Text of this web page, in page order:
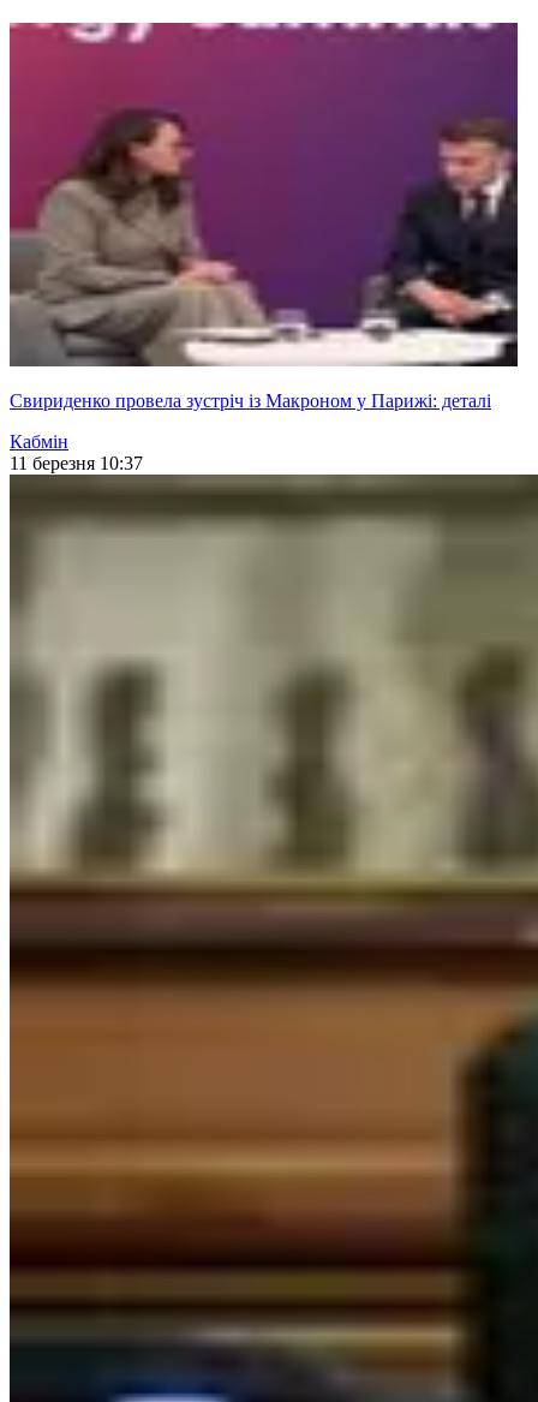
Свириденко провела зустріч із Макроном у Парижі: деталі
Кабмін
11 березня 10:37